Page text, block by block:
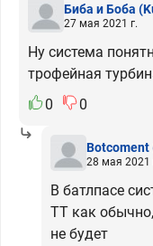
Биба и Боба
27 мая 2021 г.
Ну система
трофейная
0
0
Botcoment
28 мая 2021
В батлпасе
ТТ как
не будет